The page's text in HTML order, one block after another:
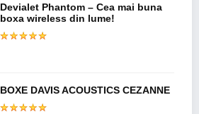
Devialet Phantom – Cea mai buna
boxa wireless din lume!
BOXE DAVIS ACOUSTICS CEZANNE